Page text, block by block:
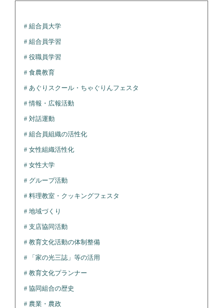
組合員大学
組合員学習
役職員学習
食農教育
あぐりスクール・ちゃぐりんフェスタ
情報・広報活動
対話運動
組合員組織の活性化
女性組織活性化
女性大学
グループ活動
料理教室・クッキングフェスタ
地域づくり
支店協同活動
教育文化活動の体制整備
「家の光三誌」等の活用
教育文化プランナー
協同組合の歴史
農業・農政